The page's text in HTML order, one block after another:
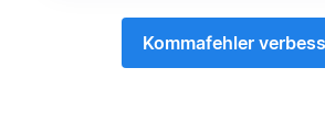
Kommafehler